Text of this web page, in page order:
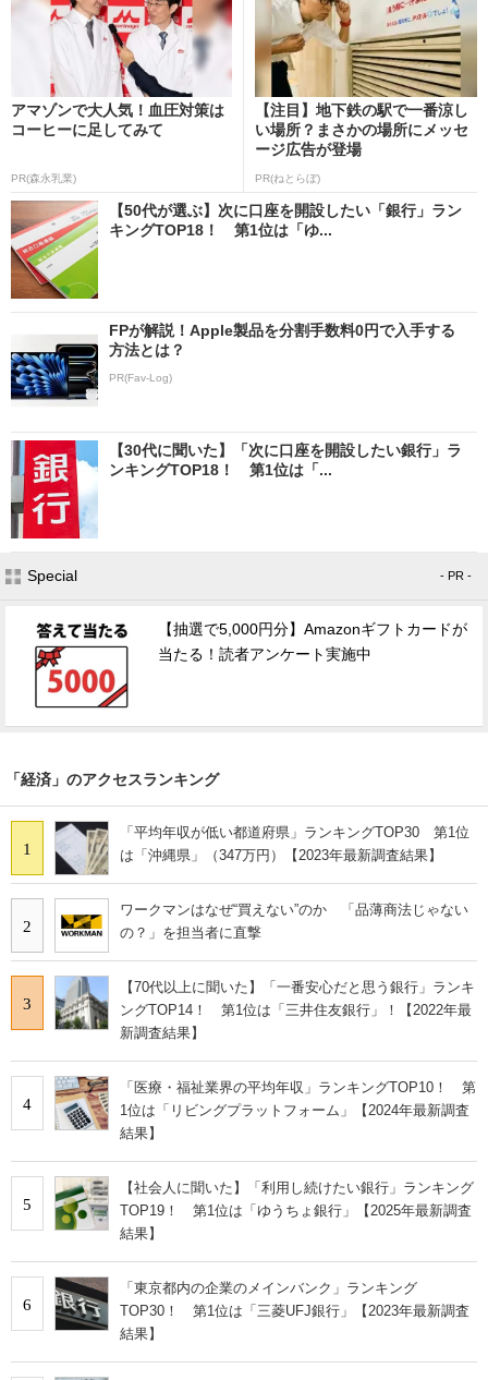
アマゾンで大人気！血圧対策は
コーヒーに足してみて
PR(森永乳業)
【注目】地下鉄の駅で一番涼し
い場所？まさかの場所にメッセ
ージ広告が登場
PR(ねとらぼ)
【50代が選ぶ】次に口座を開設したい「銀行」ラン
キングTOP18！ 第1位は「ゆ...
FPが解説！Apple製品を分割手数料0円で入手する
方法とは？
PR(Fav-Log)
【30代に聞いた】「次に口座を開設したい銀行」ラ
ンキングTOP18！ 第1位は「...
Special - PR -
【抽選で5,000円分】Amazonギフトカードが
当たる！読者アンケート実施中
「経済」のアクセスランキング
1
「平均年収が低い都道府県」ランキングTOP30 第1位
は「沖縄県」（347万円）【2023年最新調査結果】
2
ワークマンはなぜ“買えない”のか 「品薄商法じゃない
の？」を担当者に直撃
3
【70代以上に聞いた】「一番安心だと思う銀行」ランキ
ングTOP14！ 第1位は「三井住友銀行」！【2022年最
新調査結果】
4
「医療・福祉業界の平均年収」ランキングTOP10！ 第
1位は「リビングプラットフォーム」【2024年最新調査
結果】
5
【社会人に聞いた】「利用し続けたい銀行」ランキング
TOP19！ 第1位は「ゆうちょ銀行」【2025年最新調査
結果】
6
「東京都内の企業のメインバンク」ランキング
TOP30！ 第1位は「三菱UFJ銀行」【2023年最新調査
結果】